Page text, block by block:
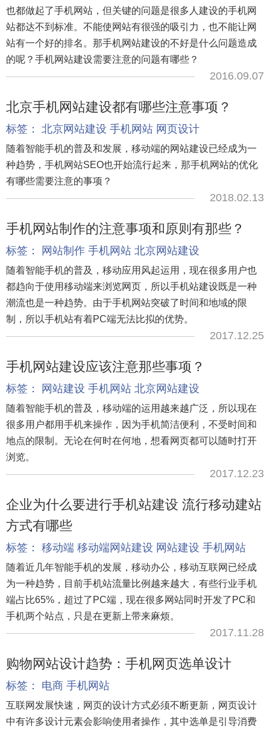
也都做起了手机网站，但关键的问题是很多人建设的手机网
站都达不到标准。不能使网站有很强的吸引力，也不能让网
站有一个好的排名。那手机网站建设的不好是什么问题造成
的呢？手机网站建设需要注意的问题有哪些？
2016.09.07
北京手机网站建设都有哪些注意事项？
标签： 北京网站建设 手机网站 网页设计
随着智能手机的普及和发展，移动端的网站建设已经成为一
种趋势，手机网站SEO也开始流行起来，那手机网站的优化
有哪些需要注意的事项？
2018.02.13
手机网站制作的注意事项和原则有那些？
标签： 网站制作 手机网站 北京网站建设
随着智能手机的普及，移动应用风起运用，现在很多用户也
都趋向于使用移动端来浏览网页，所以手机站建设既是一种
潮流也是一种趋势。由于手机网站突破了时间和地域的限
制，所以手机站有着PC端无法比拟的优势。
2017.12.25
手机网站建设应该注意那些事项？
标签： 网站建设 手机网站 北京网站建设
随着智能手机的普及，移动端的运用越来越广泛，所以现在
很多用户都用手机来操作，因为手机简洁便利，不受时间和
地点的限制。无论在何时在何地，想看网页都可以随时打开
浏览。
2017.12.23
企业为什么要进行手机站建设 流行移动建站
方式有哪些
标签： 移动端 移动端网站建设 网站建设 手机网站
随着近几年智能手机的发展，移动办公，移动互联网已经成
为一种趋势，目前手机站流量比例越来越大，有些行业手机
端占比65%，超过了PC端，现在很多网站同时开发了PC和
手机两个站点，只是在更新上带来麻烦。
2017.11.28
购物网站设计趋势：手机网页选单设计
标签： 电商 手机网站
互联网发展快速，网页的设计方式必须不断更新，网页设计
中有许多设计元素会影响使用者操作，其中选单是引导消费